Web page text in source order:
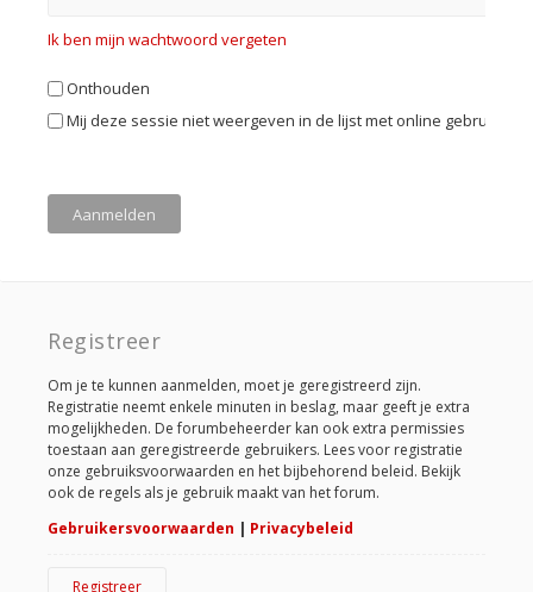
Ik ben mijn wachtwoord vergeten
Onthouden
Mij deze sessie niet weergeven in de lijst met online gebruikers
Registreer
Om je te kunnen aanmelden, moet je geregistreerd zijn.
Registratie neemt enkele minuten in beslag, maar geeft je extra
mogelijkheden. De forumbeheerder kan ook extra permissies
toestaan aan geregistreerde gebruikers. Lees voor registratie
onze gebruiksvoorwaarden en het bijbehorend beleid. Bekijk
ook de regels als je gebruik maakt van het forum.
Gebruikersvoorwaarden | Privacybeleid
Registreer